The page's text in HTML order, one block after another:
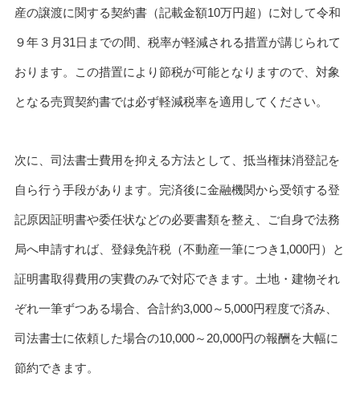
産の譲渡に関する契約書（記載金額10万円超）に対して令和
９年３月31日までの間、税率が軽減される措置が講じられて
おります。この措置により節税が可能となりますので、対象
となる売買契約書では必ず軽減税率を適用してください。
次に、司法書士費用を抑える方法として、抵当権抹消登記を
自ら行う手段があります。完済後に金融機関から受領する登
記原因証明書や委任状などの必要書類を整え、ご自身で法務
局へ申請すれば、登録免許税（不動産一筆につき1,000円）と
証明書取得費用の実費のみで対応できます。土地・建物それ
ぞれ一筆ずつある場合、合計約3,000～5,000円程度で済み、
司法書士に依頼した場合の10,000～20,000円の報酬を大幅に
節約できます。